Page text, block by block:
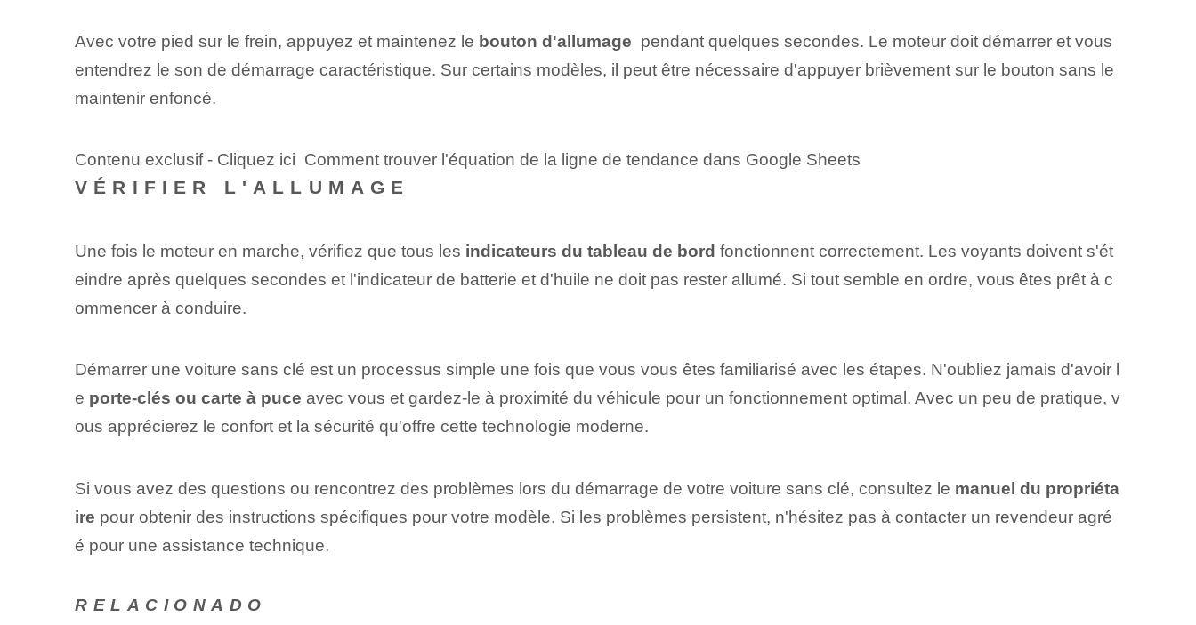
Avec votre pied sur le frein, appuyez et maintenez le bouton d'allumage ⁢ pendant quelques secondes. Le moteur doit démarrer et vous
entendrez le son de démarrage caractéristique. Sur certains modèles, il peut être nécessaire d'appuyer brièvement sur le bouton sans le
maintenir enfoncé.
Contenu exclusif - Cliquez ici Comment trouver l'équation de la ligne de tendance dans Google Sheets
VÉRIFIER L'ALLUMAGE
Une fois le moteur en marche, vérifiez que tous les indicateurs du tableau de bord fonctionnent correctement. Les voyants doivent s'ét
eindre après quelques secondes et l'indicateur de batterie et d'huile ne doit pas rester allumé. Si tout semble en ordre, vous êtes prêt à c
ommencer à conduire.
Démarrer une voiture sans clé est un processus simple une fois que vous vous êtes familiarisé avec les étapes. N'oubliez jamais d'avoir l
e porte-clés ou carte à puce ‌avec vous et gardez-le à proximité du véhicule pour un fonctionnement ⁢optimal⁢. ⁢Avec un peu⁢ de pratique, v
ous apprécierez le⁣ confort et la sécurité qu'offre cette technologie moderne.
Si vous avez des questions ou rencontrez des problèmes lors du démarrage de votre voiture sans clé, consultez le manuel du propriéta
ire pour obtenir des instructions spécifiques pour votre modèle. Si​ les problèmes persistent, n'hésitez pas à contacter un revendeur agré
é pour une assistance technique⁢.
RELACIONADO